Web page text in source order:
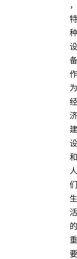
，
特
种
设
备
作
为
经
济
建
设
和
人
们
生
活
的
重
要